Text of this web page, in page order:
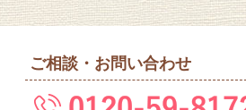
ご相談・お問い合わせ